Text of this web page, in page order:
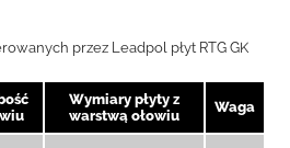
przez Leadpol płyt RTG GK
Wymiary płyty z
warstwą ołowiu
Waga